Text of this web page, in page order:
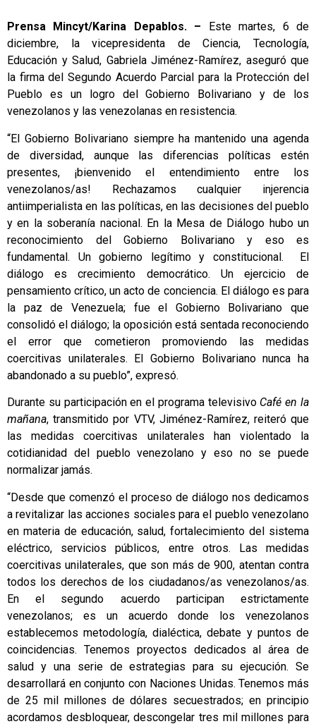
Prensa Mincyt/Karina Depablos. –
Este martes, 6 de
diciembre, la vicepresidenta de Ciencia, Tecnología,
Educación y Salud, Gabriela Jiménez-Ramírez, aseguró que
la firma del Segundo Acuerdo Parcial para la Protección del
Pueblo es un logro del Gobierno Bolivariano y de los
venezolanos y las venezolanas en resistencia.
“El Gobierno Bolivariano siempre ha mantenido una agenda
de diversidad, aunque las diferencias políticas estén
presentes, ¡bienvenido el entendimiento entre los
venezolanos/as! Rechazamos cualquier injerencia
antiimperialista en las políticas, en las decisiones del pueblo
y en la soberanía nacional. En la Mesa de Diálogo hubo un
reconocimiento del Gobierno Bolivariano y eso es
fundamental. Un gobierno legítimo y constitucional. El
diálogo es crecimiento democrático. Un ejercicio de
pensamiento crítico, un acto de conciencia. El diálogo es para
la paz de Venezuela; fue el Gobierno Bolivariano que
consolidó el diálogo; la oposición está sentada reconociendo
el error que cometieron promoviendo las medidas
coercitivas unilaterales. El Gobierno Bolivariano nunca ha
abandonado a su pueblo”, expresó.
Durante su participación en el programa televisivo Café en la
mañana, transmitido por VTV, Jiménez-Ramírez, reiteró que
las medidas coercitivas unilaterales han violentado la
cotidianidad del pueblo venezolano y eso no se puede
normalizar jamás.
“Desde que comenzó el proceso de diálogo nos dedicamos
a revitalizar las acciones sociales para el pueblo venezolano
en materia de educación, salud, fortalecimiento del sistema
eléctrico, servicios públicos, entre otros. Las medidas
coercitivas unilaterales, que son más de 900, atentan contra
todos los derechos de los ciudadanos/as venezolanos/as.
En el segundo acuerdo participan estrictamente
venezolanos; es un acuerdo donde los venezolanos
establecemos metodología, dialéctica, debate y puntos de
coincidencias. Tenemos proyectos dedicados al área de
salud y una serie de estrategias para su ejecución. Se
desarrollará en conjunto con Naciones Unidas. Tenemos más
de 25 mil millones de dólares secuestrados; en principio
acordamos desbloquear, descongelar tres mil millones para